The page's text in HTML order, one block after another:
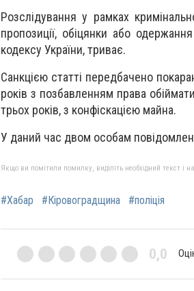
Розслідування у рамках
пропозиції, обіцянки або
кодексу України, триває.
Санкцією статті передбачено
років з позбавленням права
трьох років, з конфіскацією майна.
У даний час двом особам
Якщо ви помітили помилку, виділіть необхідний текст і
#Хабар #Кіровоградщина #поліція
0,0